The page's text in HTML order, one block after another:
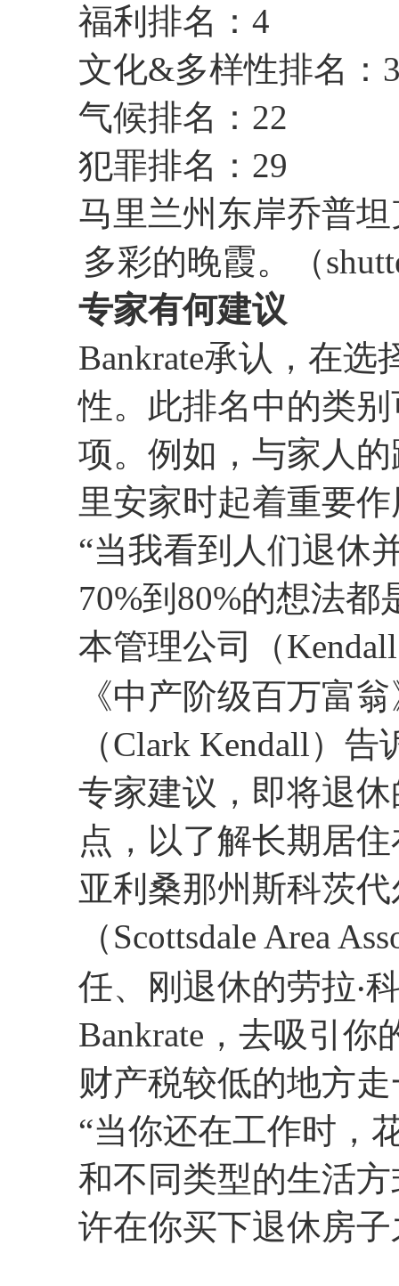
福利排名：4
文化&多样性排名：
气候排名：22
犯罪排名：29
马里兰州东岸乔普
多彩的晚霞。（
专家有何建议
Bankrate承认，在
性。此排名中的类
项。例如，与家人
里安家时起着重要
“当我看到人们退休
70%到80%的想法
本管理公司（
《中产阶级百万富
（Clark Kendall）告
专家建议，即将退
点，以了解长期居
亚利桑那州斯科茨
（Scottsdale Area
任、刚退休的劳拉‧
Bankrate，去吸引
财产税较低的地方
“当你还在工作时，
和不同类型的生活
许在你买下退休房